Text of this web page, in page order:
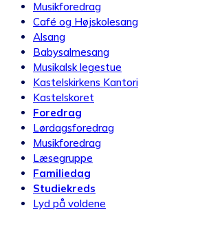
Musikforedrag
Café og Højskolesang
Alsang
Babysalmesang
Musikalsk legestue
Kastelskirkens Kantori
Kastelskoret
Foredrag
Lørdagsforedrag
Musikforedrag
Læsegruppe
Familiedag
Studiekreds
Lyd på voldene